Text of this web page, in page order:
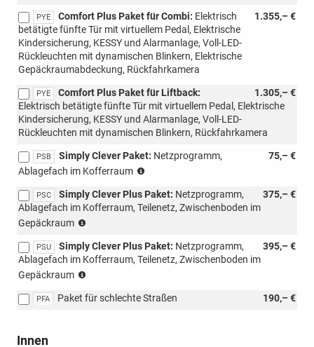
PTB/PTC/PAW/PAP
möglich,
nicht
mit
für
Combi)
PYE 1.355,– €
Comfort Plus Paket für Combi: Elektrisch
betätigte fünfte Tür mit virtuellem Pedal, Elektrische
Kindersicherung, KESSY und Alarmanlage, Voll-LED-
Rückleuchten mit dynamischen Blinkern, Elektrische
Gepäckraumabdeckung, Rückfahrkamera
PYE 1.305,– €
Comfort Plus Paket für Liftback:
Elektrisch betätigte fünfte Tür mit virtuellem Pedal, Elektrische
Kindersicherung, KESSY und Alarmanlage, Voll-LED-
Rückleuchten mit dynamischen Blinkern, Rückfahrkamera
PSB 75,– €
Simply Clever Paket: Netzprogramm,
Ablagefach im Kofferraum
m-
HEV,
PSC 375,– €
Simply Clever Plus Paket: Netzprogramm,
Ablagefach im Kofferraum, Teilenetz, Zwischenboden im
Gepäckraum
m-
HEV,
PSU 395,– €
Simply Clever Plus Paket: Netzprogramm,
Ablagefach im Kofferraum, Teilenetz, Zwischenboden im
Gepäckraum
für
PFA 190,– €
Paket für schlechte Straßen
Innen